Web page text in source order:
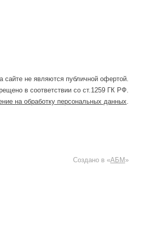
сайте не являются публичной офертой.
в соответствии со ст.1259 ГК РФ.
на обработку персональных данных.
Создано в «АБМ »